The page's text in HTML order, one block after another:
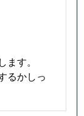
す。
るかしっ